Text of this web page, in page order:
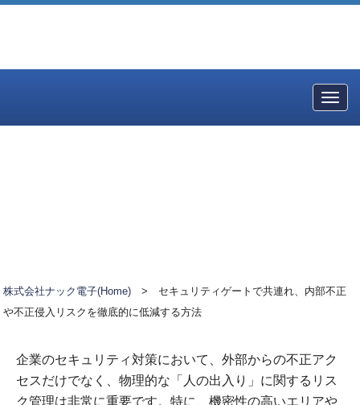
株式会社ナック電子(Home) > セキュリティゲートで共連れ、内部不正
や不正侵入リスクを徹底的に低減する方法
企業のセキュリティ対策において、外部からの不正アク
セスだけでなく、物理的な「人の出入り」に関するリス
ク管理は非常に重要です。特に、機密性の高いエリアや